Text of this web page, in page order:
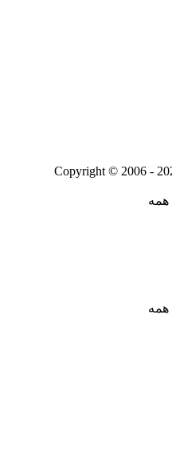
Copyright © 2006 -